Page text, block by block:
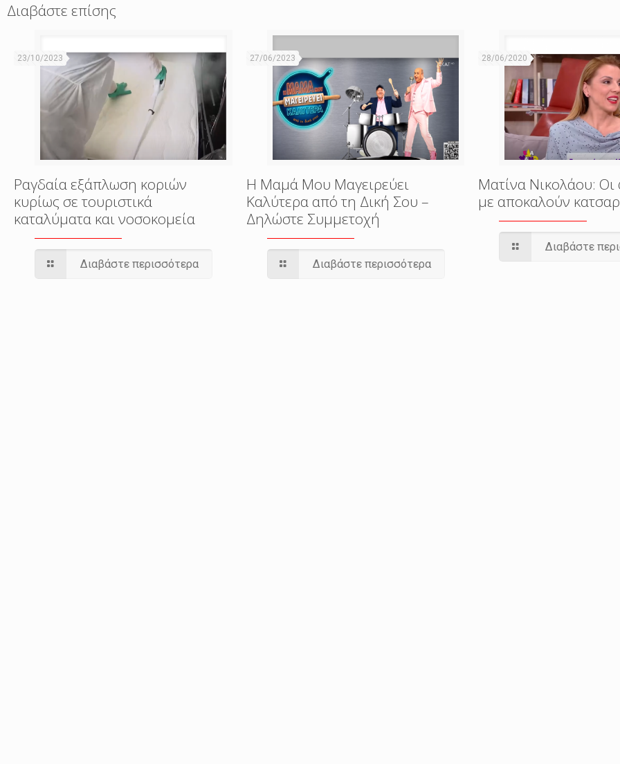
Διαβάστε επίσης
23/10/2023
Ραγδαία εξάπλωση κοριών
κυρίως σε τουριστικά
καταλύματα και νοσοκομεία
Διαβάστε περισσότερα
27/06/2023
Η Μαμά Μου Μαγειρεύει
Καλύτερα από τη Δική Σου –
Δηλώστε Συμμετοχή
Διαβάστε περισσότερα
28/06/2020
Ματίνα Νικολάου: Οι
με αποκαλούν
Διαβάστε